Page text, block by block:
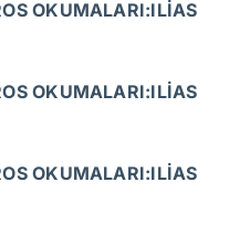
OKUMALARI:ILİAS
OKUMALARI:ILİAS
OKUMALARI:ILİAS